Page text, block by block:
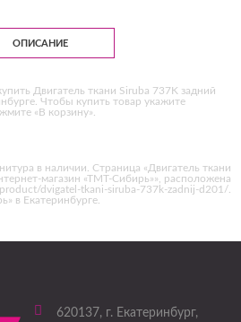
ОПИСАНИЕ
Двигатель ткани Siruba 737K задний
Чтобы купить товар укажите
«В корзину».
в наличии. Страница «Двигатель ткани
магазин «ТМТ-Сибирь»», расположена
dvigatel-tkani-siruba-737k-zadnij-d201/.
в Екатеринбурге.
620137, г. Екатеринбург,